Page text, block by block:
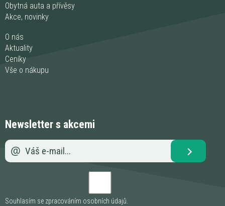
Obytná auta a přívěsy
Akce, novinky
O nás
Aktuality
Ceníky
Vše o nákupu
Newsletter s akcemi
Souhlasím se zpracováním osobních údajů